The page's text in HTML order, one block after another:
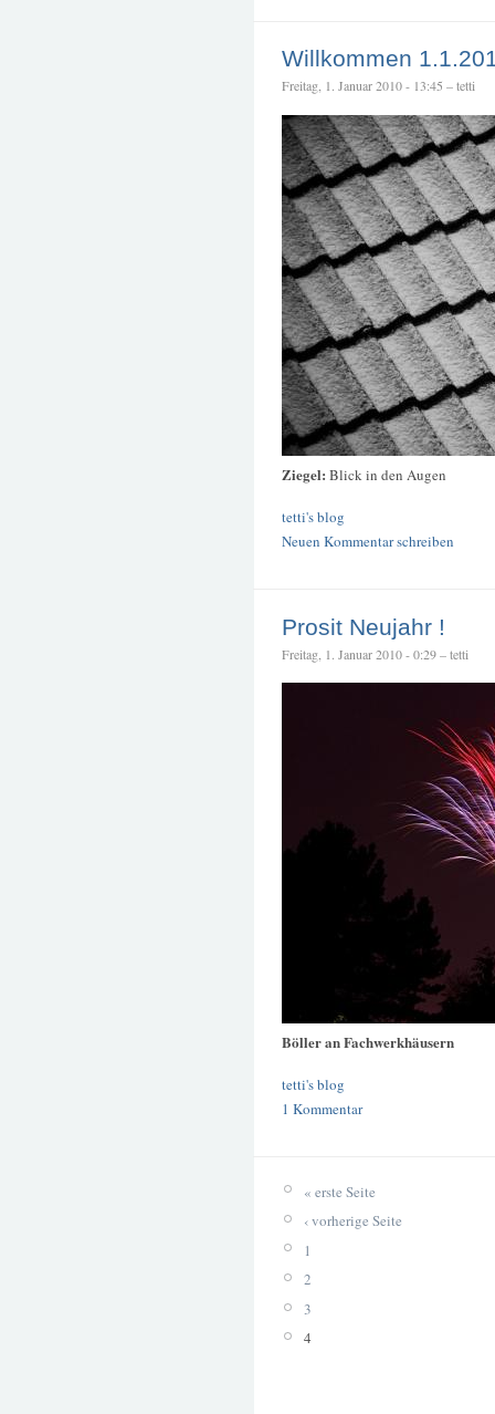
Willkommen
Freitag, 1. Januar 2010 - 13:45 – tetti
Ziegel: Blick in den Augen
tetti's blog
Neuen Kommentar schreiben
Prosit Neujahr !
Freitag, 1. Januar 2010 - 0:29 – tetti
Böller an Fachwerkhäusern
tetti's blog
1 Kommentar
« erste Seite
‹ vorherige Seite
1
2
3
4